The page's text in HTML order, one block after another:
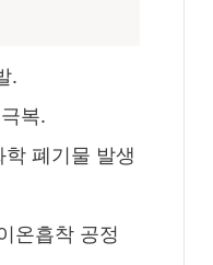
.
복.
폐기물 발생
온흡착 공정